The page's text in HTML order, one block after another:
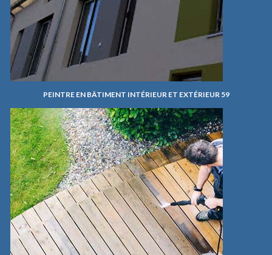
PEINTRE EN BÂTIMENT INTÉRIEUR ET EXTÉRIEUR 59